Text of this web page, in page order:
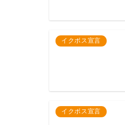
イクボス宣言
イクボス宣言